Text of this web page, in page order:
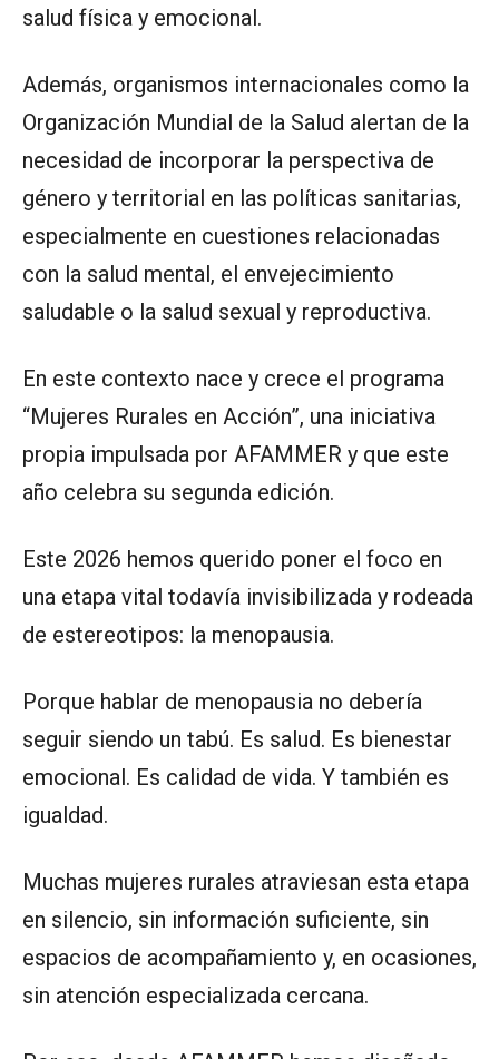
salud física y emocional.
Además, organismos internacionales como la
Organización Mundial de la Salud alertan de la
necesidad de incorporar la perspectiva de
género y territorial en las políticas sanitarias,
especialmente en cuestiones relacionadas
con la salud mental, el envejecimiento
saludable o la salud sexual y reproductiva.
En este contexto nace y crece el programa
“Mujeres Rurales en Acción”, una iniciativa
propia impulsada por AFAMMER y que este
año celebra su segunda edición.
Este 2026 hemos querido poner el foco en
una etapa vital todavía invisibilizada y rodeada
de estereotipos: la menopausia.
Porque hablar de menopausia no debería
seguir siendo un tabú. Es salud. Es bienestar
emocional. Es calidad de vida. Y también es
igualdad.
Muchas mujeres rurales atraviesan esta etapa
en silencio, sin información suficiente, sin
espacios de acompañamiento y, en ocasiones,
sin atención especializada cercana.